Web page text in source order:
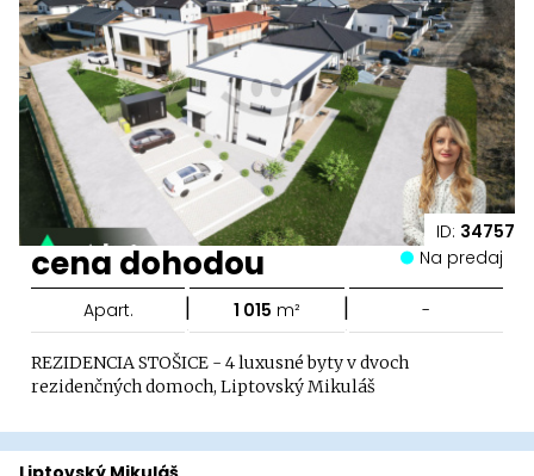
ID: 34757
cena dohodou Na predaj
Apart. | 1 015 m² | -
REZIDENCIA STOŠICE - 4 luxusné byty v dvoch
rezidenčných domoch, Liptovský Mikuláš